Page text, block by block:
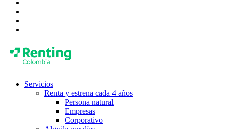
Servicios
Renta y estrena cada 4 años
Persona natural
Empresas
Corporativo